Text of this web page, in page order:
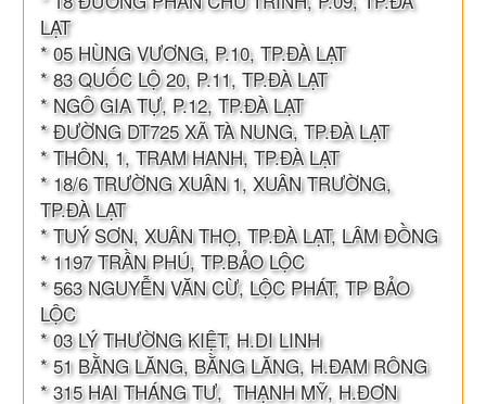
LẠT
* 05 HÙNG VƯƠNG, P.10, TP.ĐÀ LẠT
* 83 QUỐC LỘ 20, P.11, TP.ĐÀ LẠT
* NGÔ GIA TỰ, P.12, TP.ĐÀ LẠT
* ĐƯỜNG DT725 XÃ TÀ NUNG, TP.ĐÀ LẠT
* THÔN, 1, TRAM HANH, TP.ĐÀ LẠT
* 18/6 TRƯỜNG XUÂN 1, XUÂN TRƯỜNG,
TP.ĐÀ LẠT
* TUÝ SƠN, XUÂN THỌ, TP.ĐÀ LẠT, LÂM ĐỒNG
* 1197 TRẦN PHÚ, TP.BẢO LỘC
* 563 NGUYỄN VĂN CỪ, LỘC PHÁT, TP BẢO
LỘC
* 03 LÝ THƯỜNG KIỆT, H.DI LINH
* 51 BẰNG LĂNG, BẰNG LĂNG, H.ĐAM RÔNG
* 315 HAI THÁNG TƯ, THẠNH MỸ, H.ĐƠN